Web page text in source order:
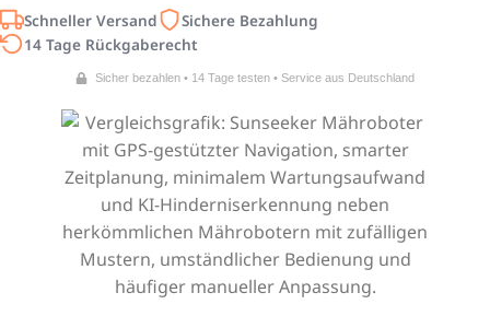
Schneller Versand
Sichere Bezahlung
14 Tage Rückgaberecht
Sicher bezahlen • 14 Tage testen • Service aus Deutschland